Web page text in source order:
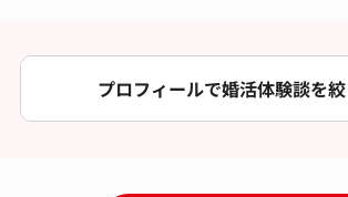
プロフィールで婚活体験談を